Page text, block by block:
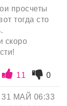
просчеты
тогда сто
скоро
11 0
31 МАЙ 06:33